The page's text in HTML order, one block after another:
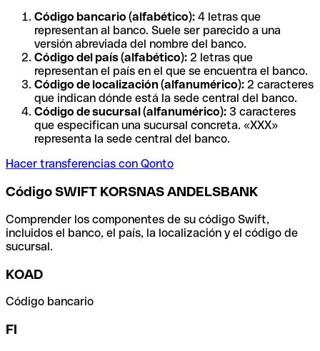
Código bancario (alfabético): 4 letras que
representan al banco. Suele ser parecido a una
versión abreviada del nombre del banco.
Código del país (alfabético): 2 letras que
representan el país en el que se encuentra el banco.
Código de localización (alfanumérico): 2 caracteres
que indican dónde está la sede central del banco.
Código de sucursal (alfanumérico): 3 caracteres
que especifican una sucursal concreta. «XXX»
representa la sede central del banco.
Hacer transferencias con Qonto
Código SWIFT KORSNAS ANDELSBANK
Comprender los componentes de su código Swift,
incluidos el banco, el país, la localización y el código de
sucursal.
KOAD
Código bancario
FI